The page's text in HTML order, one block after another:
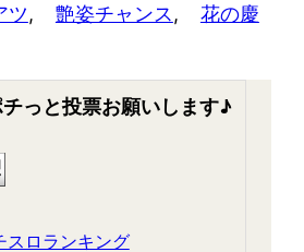
ツ, 艶姿チャンス ,
花の慶
っと投票お願いします♪
スロランキング